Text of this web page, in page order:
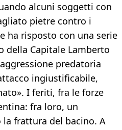
alcuni soggetti con
pietre contro i
ha risposto con una serie
della Capitale Lamberto
predatoria
ingiustificabile,
I feriti, fra le forze
fra loro, un
frattura del bacino. A